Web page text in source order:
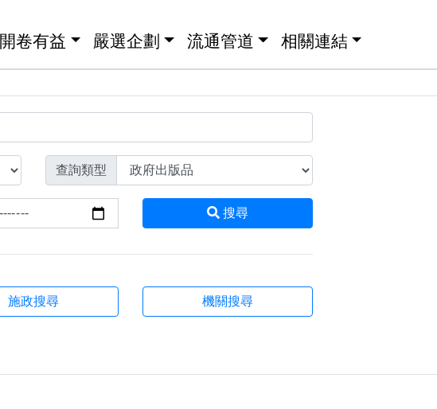
開卷有益 嚴選企劃 流通管道 相關連結
查詢類型
搜尋
施政搜尋 機關搜尋